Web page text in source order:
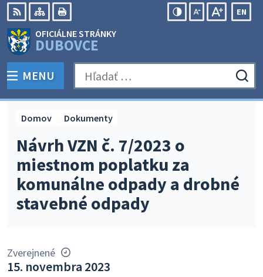
Preskočiť
na
obsah
RSS Mapa
EN
OFICIÁLNE STRÁNKY
DUBOVCE
PREPNÚŤ
MENU Hľadať:
Návrh VZN č. 7/2023 o
miestnom poplatku za
komunálne odpady a drobné
stavebné odpady
Domov Dokumenty
Zverejnené
15. novembra 2023